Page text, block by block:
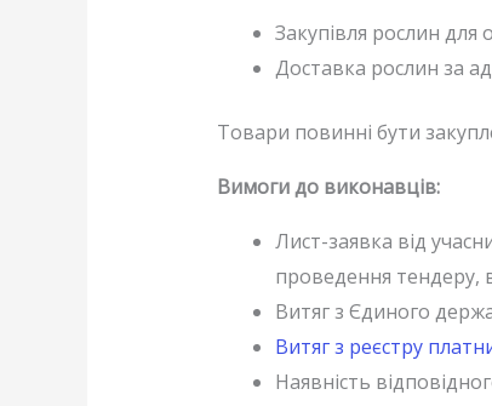
Закупівля рослин для
Доставка рослин за
Товари повинні бути
Вимоги до виконавців:
Лист-заявка від
проведення тендеру,
Витяг з Єдиного
Витяг з реєстру
Наявність